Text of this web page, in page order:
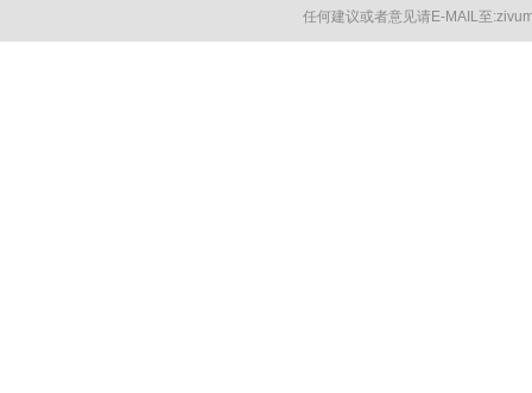
任何建议或者意见请E-MAIL至